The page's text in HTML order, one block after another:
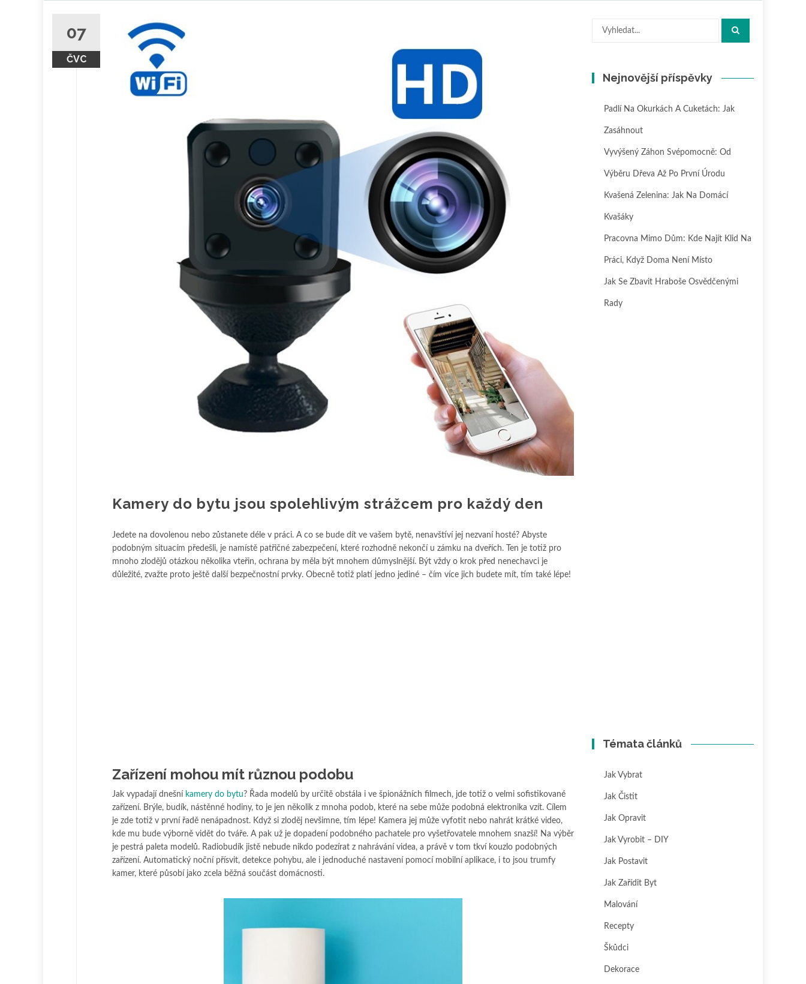
07
ČVC
Kamery do bytu jsou spolehlivým strážcem pro každý den
Jedete na dovolenou nebo zůstanete déle v práci. A co se bude dít ve vašem bytě, nenavštíví jej nezvaní hosté? Abyste
podobným situacím předešli, je namístě patřičné zabezpečení, které rozhodně nekončí u zámku na dveřích. Ten je totiž pro
mnoho zlodějů otázkou několika vteřin, ochrana by měla být mnohem důmyslnější. Být vždy o krok před nenechavci je
důležité, zvažte proto ještě další bezpečnostní prvky. Obecně totiž platí jedno jediné – čím více jich budete mít, tím také lépe!
Zařízení mohou mít různou podobu
Jak vypadají dnešní kamery do bytu ? Řada modelů by určitě obstála i ve špionážních filmech, jde totiž o velmi sofistikované
zařízení. Brýle, budík, nástěnné hodiny, to je jen několik z mnoha podob, které na sebe může podobná elektronika vzít. Cílem
je zde totiž v první řadě nenápadnost. Když si zloděj nevšimne, tím lépe! Kamera jej může vyfotit nebo nahrát krátké video,
kde mu bude výborně vidět do tváře. A pak už je dopadení podobného pachatele pro vyšetřovatele mnohem snazší! Na výběr
je pestrá paleta modelů. Radiobudík jistě nebude nikdo podezírat z nahrávání videa, a právě v tom tkví kouzlo podobných
zařízení. Automatický noční přísvit, detekce pohybu, ale i jednoduché nastavení pomocí mobilní aplikace, i to jsou trumfy
kamer, které působí jako zcela běžná součást domácnosti.
Hledat:
Nejnovější příspěvky
Padlí Na Okurkách A Cuketách: Jak
Zasáhnout
Vyvýšený Záhon Svépomocně: Od
Výběru Dřeva Až Po První Úrodu
Kvašená Zelenina: Jak Na Domácí
Kvašáky
Pracovna Mimo Dům: Kde Najít Klid Na
Práci, Když Doma Není Místo
Jak Se Zbavit Hraboše Osvědčenými
Rady
Témata článků
Jak Vybrat
Jak Čistit
Jak Opravit
Jak Vyrobit – DIY
Jak Postavit
Jak Zařídit Byt
Malování
Recepty
Škůdci
Dekorace